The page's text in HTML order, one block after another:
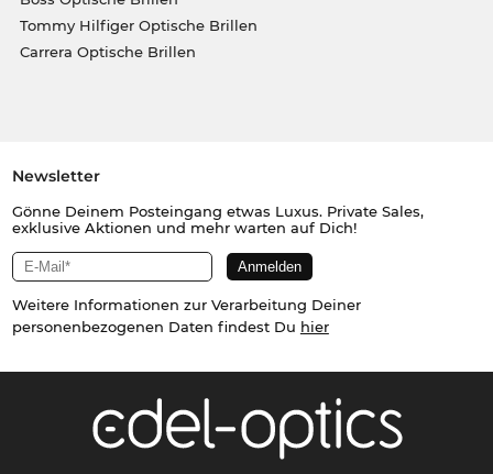
Tommy Hilfiger Optische Brillen
Carrera Optische Brillen
Newsletter
Gönne Deinem Posteingang etwas Luxus. Private Sales,
exklusive Aktionen und mehr warten auf Dich!
Weitere Informationen zur Verarbeitung Deiner
personenbezogenen Daten findest Du hier